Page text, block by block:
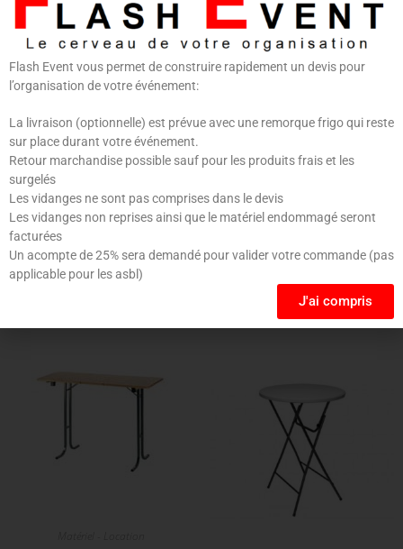
Enregistrer mon nom, mon e-mail et mon site dans
le navigateur pour mon prochain commentaire.
Flash Event vous permet de construire rapidement un devis pour
l’organisation de votre événement:
La livraison (optionnelle) est prévue avec une remorque frigo qui reste
sur place durant votre événement.
Retour marchandise possible sauf pour les produits frais et les
surgelés
Les vidanges ne sont pas comprises dans le devis
Les vidanges non reprises ainsi que le matériel endommagé seront
facturées
Un acompte de 25% sera demandé pour valider votre commande (pas
applicable pour les asbl)
J'ai compris